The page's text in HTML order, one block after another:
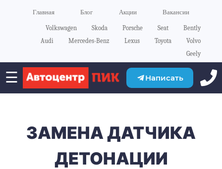
Главная Блог Акции Вакансии
Volkswagen Skoda Porsche Seat
Bently
Audi
Mercedes-Benz Lexus Toyota
Volvo
Geely
☰ Написать
ЗАМЕНА ДАТЧИКА
ДЕТОНАЦИИ